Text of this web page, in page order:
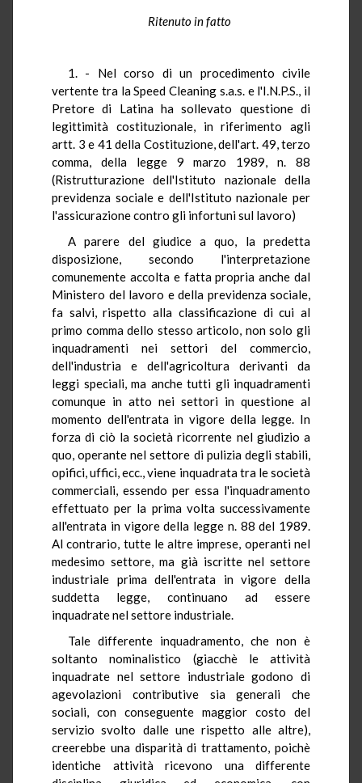
Ritenuto in fatto
1. - Nel corso di un procedimento civile
vertente tra la Speed Cleaning s.a.s. e l'I.N.P.S., il
Pretore di Latina ha sollevato questione di
legittimità costituzionale, in riferimento agli
artt. 3 e 41 della Costituzione, dell'art. 49, terzo
comma, della legge 9 marzo 1989, n. 88
(Ristrutturazione dell'Istituto nazionale della
previdenza sociale e dell'Istituto nazionale per
l'assicurazione contro gli infortuni sul lavoro)
A parere del giudice a quo, la predetta
disposizione, secondo l'interpretazione
comunemente accolta e fatta propria anche dal
Ministero del lavoro e della previdenza sociale,
fa salvi, rispetto alla classificazione di cui al
primo comma dello stesso articolo, non solo gli
inquadramenti nei settori del commercio,
dell'industria e dell'agricoltura derivanti da
leggi speciali, ma anche tutti gli inquadramenti
comunque in atto nei settori in questione al
momento dell'entrata in vigore della legge. In
forza di ciò la società ricorrente nel giudizio a
quo, operante nel settore di pulizia degli stabili,
opifici, uffici, ecc., viene inquadrata tra le società
commerciali, essendo per essa l'inquadramento
effettuato per la prima volta successivamente
all'entrata in vigore della legge n. 88 del 1989.
Al contrario, tutte le altre imprese, operanti nel
medesimo settore, ma già iscritte nel settore
industriale prima dell'entrata in vigore della
suddetta legge, continuano ad essere
inquadrate nel settore industriale.
Tale differente inquadramento, che non è
soltanto nominalistico (giacchè le attività
inquadrate nel settore industriale godono di
agevolazioni contributive sia generali che
sociali, con conseguente maggior costo del
servizio svolto dalle une rispetto alle altre),
creerebbe una disparità di trattamento, poichè
identiche attività ricevono una differente